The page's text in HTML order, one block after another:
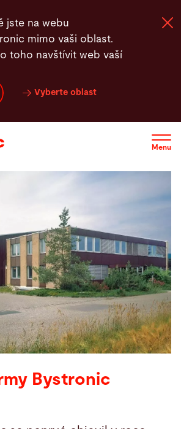
jste na webu
mimo vaši oblast.
toho navštívit web vaší
Vyberte oblast
Menu
myBystronic
Bystronic